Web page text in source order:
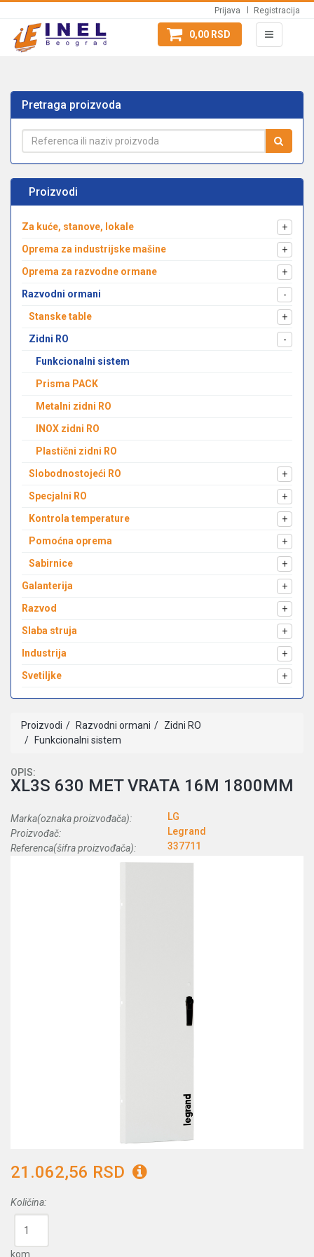
Prijava Registracija
0,00 RSD
Pretraga proizvoda
Proizvodi
Za kuće, stanove, lokale
+
Oprema za industrijske mašine
+
Oprema za razvodne ormane
+
Razvodni ormani
-
Stanske table
+
Zidni RO
-
Funkcionalni sistem
Prisma PACK
Metalni zidni RO
INOX zidni RO
Plastični zidni RO
Slobodnostojeći RO
+
Specjalni RO
+
Kontrola temperature
+
Pomoćna oprema
+
Sabirnice
+
Galanterija
+
Razvod
+
Slaba struja
+
Industrija
+
Svetiljke
+
Proizvodi Razvodni ormani
Zidni RO
Funkcionalni sistem
OPIS:
XL3S 630 MET VRATA 16M 1800MM
Marka(oznaka proizvođača):
LG
Proizvođač:
Legrand
Referenca(šifra proizvođača):
337711
21.062,56 RSD
Količina:
kom